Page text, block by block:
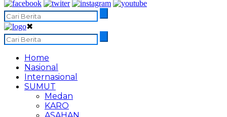
✖
Home
Nasional
Internasional
SUMUT
Medan
KARO